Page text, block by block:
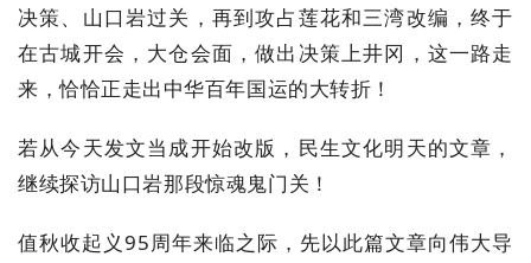
决策、山口岩过关，再到攻占莲花和三湾改编，终于
在古城开会，大仓会面，做出决策上井冈，这一路走
来，恰恰正走出中华百年国运的大转折！
若从今天发文当成开始改版，民生文化明天的文章，
继续探访山口岩那段惊魂鬼门关！
值秋收起义95周年来临之际，先以此篇文章向伟大导